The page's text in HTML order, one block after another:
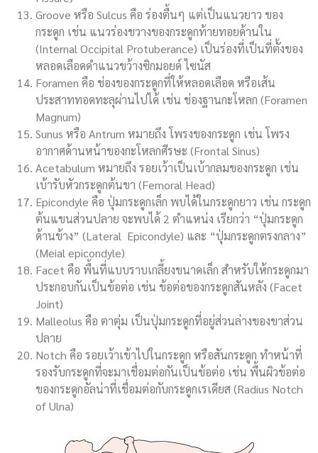
Groove หรือ Sulcus คือ ร่องตื้นๆ แต่เป็นแนวยาว ของ
กระดูก เช่น แนวร่องขวางของกระดูกท้ายทอยด้านใน
(Internal Occipital Protuberance) เป็นร่องที่เป็นที่ตั้งของ
หลอดเลือดดำแนวขว้างซิกมอยด์ ไซนัส
Foramen คือ ช่องของกระดูกที่ให้หลอดเลือด หรือเส้น
ประสาททอดทะลุผ่านไปได้ เช่น ช่องฐานกะโหลก (Foramen
Magnum)
Sunus หรือ Antrum หมายถึง โพรงของกระดูก เช่น โพรง
อากาศด้านหน้าของกะโหลกศีรษะ (Frontal Sinus)
Acetabulum หมายถึง รอยเว้าเป็นเบ้ากลมของกระดูก เช่น
เบ้ารับหัวกระดูกต้นขา (Femoral Head)
Epicondyle คือ ปุ่มกระดูกเล็ก พบได้ในกระดูกยาว เช่น กระดูก
ต้นแขนส่วนปลาย จะพบได้ 2 ตำแหน่ง เรียกว่า “ปุ่มกระดูก
ด้านข้าง” (Lateral Epicondyle) และ “ปุ่มกระดูกตรงกลาง”
(Meial epicondyle)
Facet คือ พื้นที่แบบราบเกลี้ยงขนาดเล็ก สำหรับให้กระดูกมา
ประกอบกันเป็นข้อต่อ เช่น ข้อต่อของกระดูกสันหลัง (Facet
Joint)
Malleolus คือ ตาตุ่ม เป็นปุ่มกระดูกที่อยู่ส่วนล่างของขาส่วน
ปลาย
Notch คือ รอยเว้าเข้าไปในกระดูก หรือสันกระดูก ทำหน้าที่
รองรับกระดูกที่จะมาเชื่อมต่อกันเป็นข้อต่อ เช่น พื้นผิวข้อต่อ
ของกระดูกอัลน่าที่เชื่อมต่อกับกระดูกเรเดียส (Radius Notch
of Ulna)